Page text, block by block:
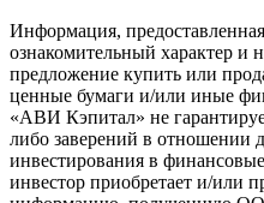
Информация,
ознакомительный характер и
предложение купить или
ценные бумаги и/или иные
«АВИ Кэпитал» не
либо заверений в отношении
инвестирования в
инвестор приобретает и/или